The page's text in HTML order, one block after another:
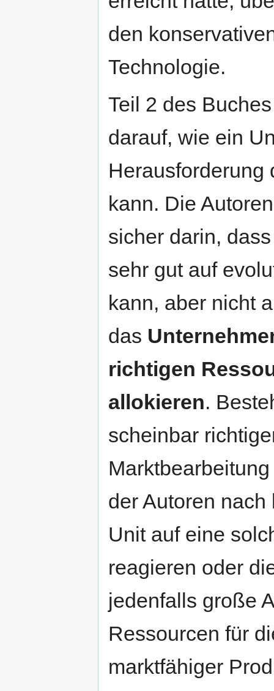
den
Technologie.
Teil 2 des
darauf, wie ein
Herausforderung
kann. Die
sicher darin,
sehr gut auf
kann, aber nicht
das
richtigen
allokieren.
scheinbar
der Autoren
Unit auf eine
reagieren oder
jedenfalls große
Ressourcen für
marktfähiger